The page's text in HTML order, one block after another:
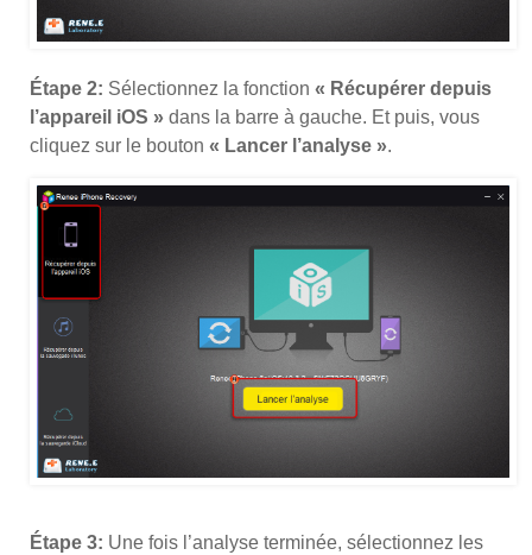
Étape 2: Sélectionnez la fonction « Récupérer depuis
l’appareil iOS » dans la barre à gauche. Et puis, vous
cliquez sur le bouton « Lancer l’analyse ».
Étape 3: Une fois l’analyse terminée, sélectionnez les